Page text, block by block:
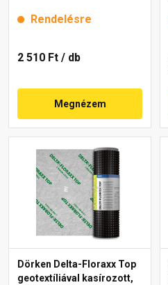
Rendelésre
2 510 Ft / db
Megnézem
Dörken Delta-Floraxx Top
geotextíliával kasírozott,